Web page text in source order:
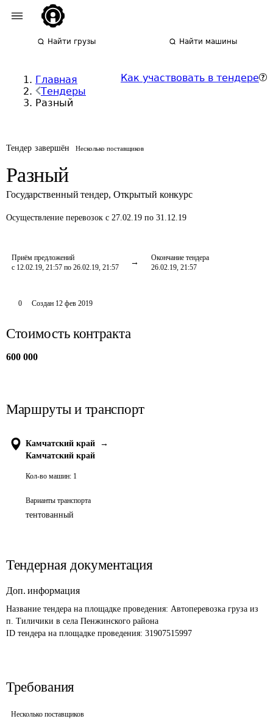
Найти грузы Найти машины
Главная
Тендеры
Разный
Как участвовать в тендере
Тендер завершён Несколько поставщиков
Разный
Государственный тендер, Открытый конкурс
Осуществление перевозок с 27.02.19 по 31.12.19
Приём предложений
с 12.02.19, 21:57 по 26.02.19, 21:57
Окончание тендера
26.02.19, 21:57
0 Создан 12 фев 2019
Стоимость контракта
600 000
Маршруты и транспорт
Камчатский край
→
Камчатский край
Кол-во машин: 1
Варианты транспорта
тентованный
Тендерная документация
Доп. информация
Название тендера на площадке проведения: Автоперевозка груза из
п. Тиличики в села Пенжинского района
ID тендера на площадке проведения: 31907515997
Требования
Несколько поставщиков